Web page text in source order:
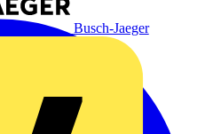
Busch-Jaeger